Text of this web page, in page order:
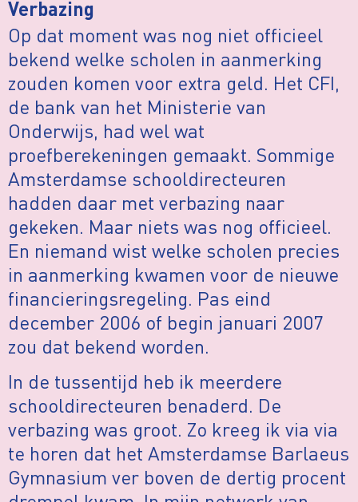
Verbazing
Op dat moment was nog niet officieel
bekend welke scholen in aanmerking
zouden komen voor extra geld. Het CFI,
de bank van het Ministerie van
Onderwijs, had wel wat
proefberekeningen gemaakt. Sommige
Amsterdamse schooldirecteuren
hadden daar met verbazing naar
gekeken. Maar niets was nog officieel.
En niemand wist welke scholen precies
in aanmerking kwamen voor de nieuwe
financieringsregeling. Pas eind
december 2006 of begin januari 2007
zou dat bekend worden.
In de tussentijd heb ik meerdere
schooldirecteuren benaderd. De
verbazing was groot. Zo kreeg ik via via
te horen dat het Amsterdamse Barlaeus
Gymnasium ver boven de dertig procent